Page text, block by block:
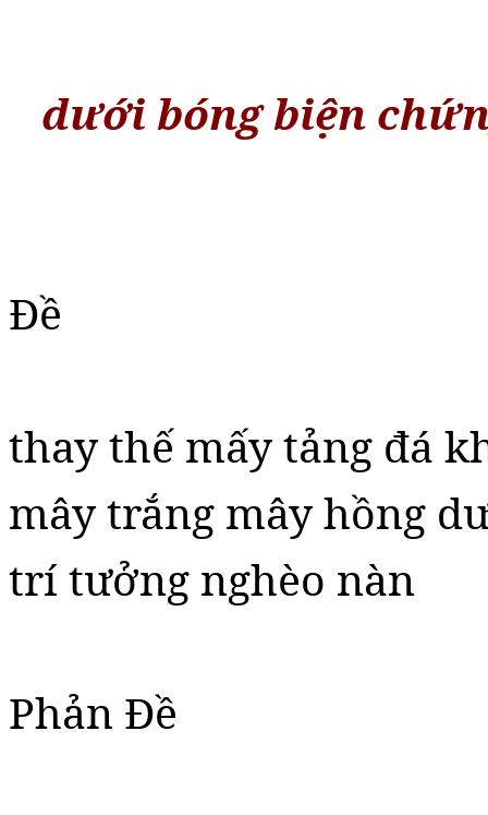
dưới bóng biện
Đề
thay thế mấy tảng đá
mây trắng mây hồng
trí tưởng nghèo nàn
Phản Đề